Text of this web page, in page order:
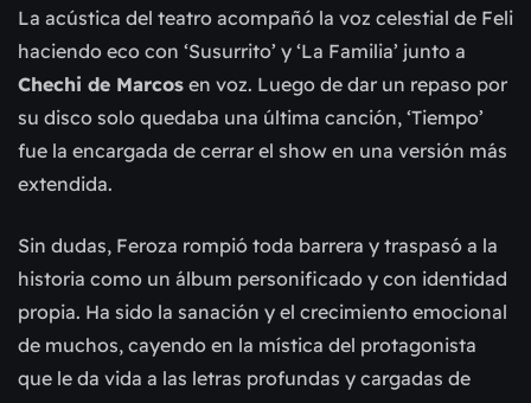
La acústica del teatro acompañó la voz celestial de Feli
haciendo eco con ‘Susurrito’ y ‘La Familia’ junto a
Chechi de Marcos en voz. Luego de dar un repaso por
su disco solo quedaba una última canción, ‘Tiempo’
fue la encargada de cerrar el show en una versión más
extendida.
Sin dudas, Feroza rompió toda barrera y traspasó a la
historia como un álbum personificado y con identidad
propia. Ha sido la sanación y el crecimiento emocional
de muchos, cayendo en la mística del protagonista
que le da vida a las letras profundas y cargadas de